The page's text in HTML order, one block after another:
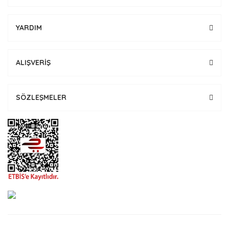
YARDIM
ALIŞVERİŞ
SÖZLEŞMELER